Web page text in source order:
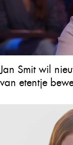
Jan Smit wil
van etentje